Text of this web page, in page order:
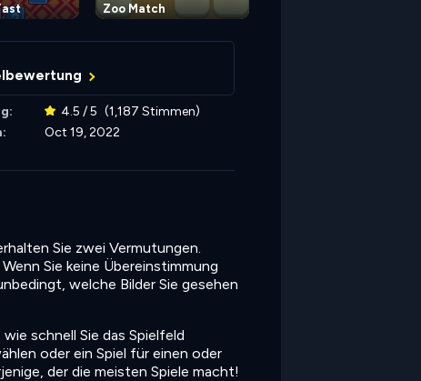
Zoo Match
4.5 / 5 (1,187 Stimmen)
Oct 19, 2022
Sie zwei Vermutungen.
Sie keine Übereinstimmung
welche Bilder Sie gesehen
schnell Sie das Spielfeld
oder ein Spiel für einen oder
der die meisten Spiele macht!